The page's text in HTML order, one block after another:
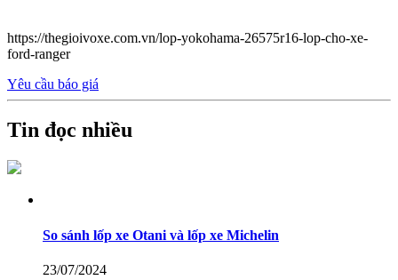
https://thegioivoxe.com.vn/lop-yokohama-26575r16-lop-cho-xe-
ford-ranger
Yêu cầu báo giá
Tin đọc nhiều
So sánh lốp xe Otani và lốp xe Michelin
23/07/2024